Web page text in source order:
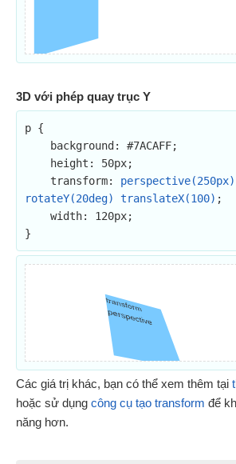
3D với phép quay trục Y
p {
    transform:
rotateY(20deg) translateX(100) ;
}
transform
perspective
Các giá trị khác, bạn có thể xem thêm tại
hoặc sử dụng công cụ tạo transform để
năng hơn.